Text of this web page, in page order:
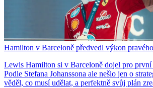
Hamilton v Barceloně předvedl výkon
Lewis Hamilton si v Barceloně dojel pro
Podle Stefana Johanssona ale nešlo jen o
věděl, co musí udělat, a perfektně svůj plán